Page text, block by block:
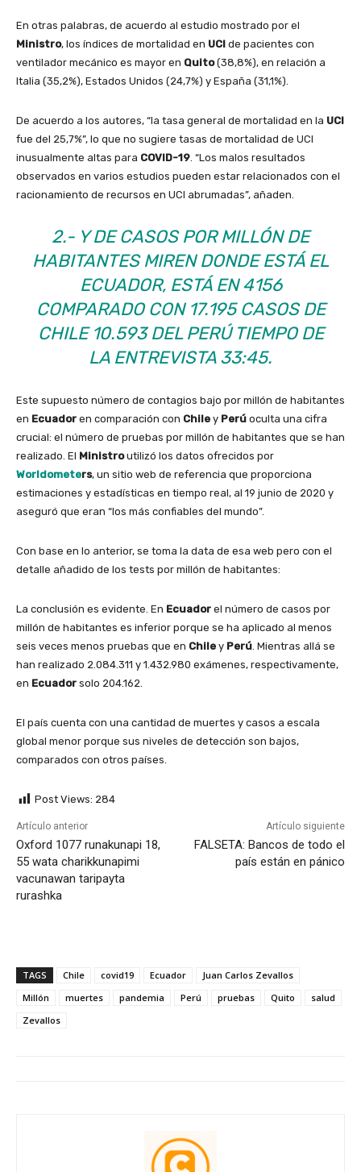
En otras palabras, de acuerdo al estudio mostrado por el
Ministro, los índices de mortalidad en UCI de pacientes con
ventilador mecánico es mayor en Quito(38,8%), en relación a
Italia (35,2%), Estados Unidos (24,7%) y España (31,1%).
De acuerdo a los autores, “la tasa general de mortalidad en la UCI
fue del 25,7%”, lo que no sugiere tasas de mortalidad de UCI
inusualmente altas para COVID-19. “Los malos resultados
observados en varios estudios pueden estar relacionados con el
racionamiento de recursos en UCI abrumadas”, añaden.
2.- Y DE CASOS POR MILLÓN DE
HABITANTES MIREN DONDE ESTÁ EL
ECUADOR, ESTÁ EN 4156
COMPARADO CON 17.195 CASOS DE
CHILE 10.593 DEL PERÚ TIEMPO DE
LA ENTREVISTA 33:45.
Este supuesto número de contagios bajo por millón de habitantes
en Ecuador en comparación con Chile y Perú oculta una cifra
crucial: el número de pruebas por millón de habitantes que se han
realizado. El Ministroutilizó los datos ofrecidos por
Worldometers, un sitio web de referencia que proporciona
estimaciones y estadísticas en tiempo real, al 19 junio de 2020 y
aseguró que eran “los más confiables del mundo”.
Con base en lo anterior, se toma la data de esa web pero con el
detalle añadido de los tests por millón de habitantes:
La conclusión es evidente. En Ecuador el número de casos por
millón de habitantes es inferior porque se ha aplicado al menos
seis veces menos pruebas que en Chile y Perú. Mientras allá se
han realizado 2.084.311 y 1.432.980 exámenes, respectivamente,
en Ecuador solo 204.162.
El país cuenta con una cantidad de muertes y casos a escala
global menor porque sus niveles de detección son bajos,
comparados con otros países.
Post Views: 284
Artículo anterior
Oxford 1077 runakunapi 18,
55 wata charikkunapimi
vacunawan taripayta
rurashka
Artículo siguiente
FALSETA: Bancos de todo el
país están en pánico
TAGS Chile covid19 Ecuador
Juan Carlos Zevallos
Millón
muertes pandemia Perú pruebas Quito
salud
Zevallos